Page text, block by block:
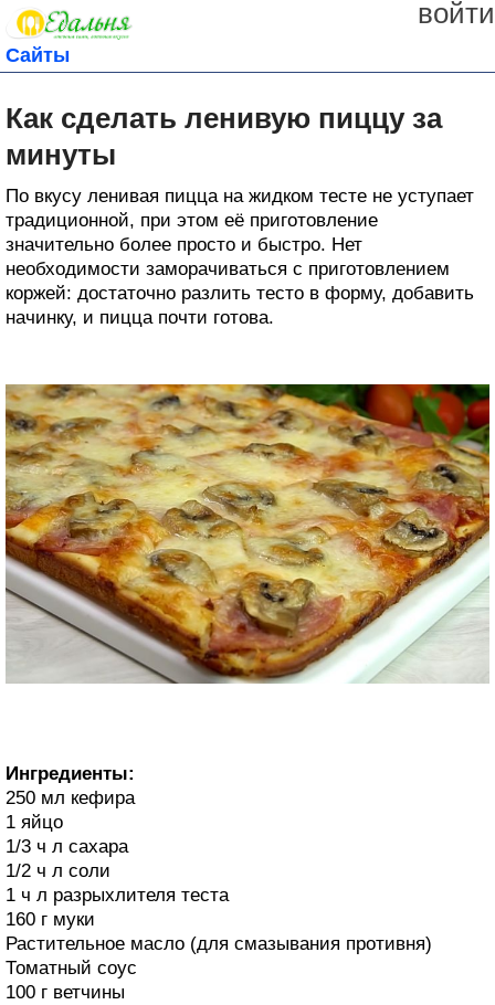
войти
Сайты
Как сделать ленивую пиццу за
минуты
По вкусу ленивая пицца на жидком тесте не уступает
традиционной, при этом её приготовление
значительно более просто и быстро. Нет
необходимости заморачиваться с приготовлением
коржей: достаточно разлить тесто в форму, добавить
начинку, и пицца почти готова.
Ингредиенты:
250 мл кефира
1 яйцо
1/3 ч л сахара
1/2 ч л соли
1 ч л разрыхлителя теста
160 г муки
Растительное масло (для смазывания противня)
Томатный соус
100 г ветчины